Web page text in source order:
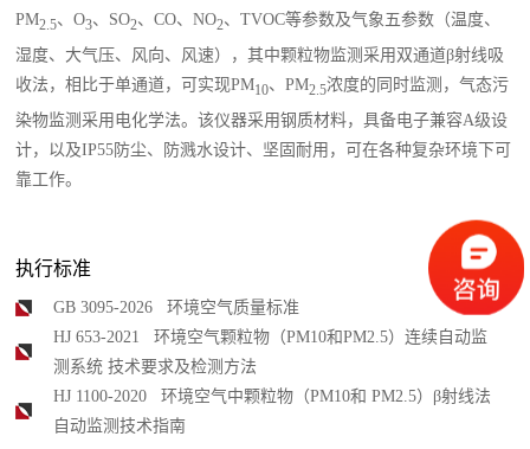
PM2.5、O3、SO2、CO、NO2、TVOC等参数及气象五参数（温度、
湿度、大气压、风向、风速），其中颗粒物监测采用双通道β射线吸
收法，相比于单通道，可实现PM10、PM2.5浓度的同时监测，气态污
染物监测采用电化学法。该仪器采用钢质材料，具备电子兼容A级设
计，以及IP55防尘、防溅水设计、坚固耐用，可在各种复杂环境下可
靠工作。
执行标准
GB 3095-2026 环境空气质量标准
HJ 653-2021 环境空气颗粒物（PM10和PM2.5）连续自动监
测系统 技术要求及检测方法
HJ 1100-2020 环境空气中颗粒物（PM10和 PM2.5）β射线法
自动监测技术指南